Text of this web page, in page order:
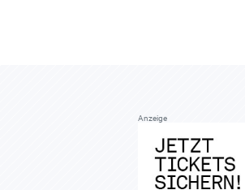
Anzeige